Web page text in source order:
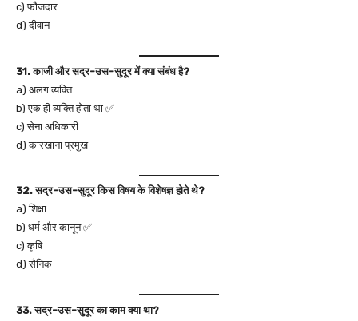
c) फौजदार
d) दीवान
31. काजी और सद्र-उस-सुदूर में क्या संबंध है?
a) अलग व्यक्ति
b) एक ही व्यक्ति होता था ✅
c) सेना अधिकारी
d) कारखाना प्रमुख
32. सद्र-उस-सुदूर किस विषय के विशेषज्ञ होते थे?
a) शिक्षा
b) धर्म और कानून ✅
c) कृषि
d) सैनिक
33. सद्र-उस-सुदूर का काम क्या था?